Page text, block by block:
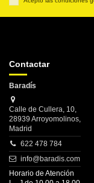
Contactar
Baradís
Calle de Cullera, 10,
28939 Arroyomolinos,
Madrid
622 478 784
info@baradis.com
Horario de Atención